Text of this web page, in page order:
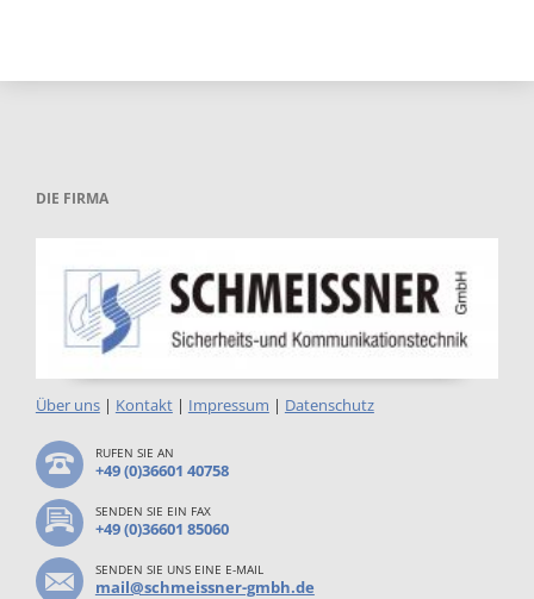
DIE FIRMA
Über uns| Kontakt| Impressum | Datenschutz
RUFEN SIE AN
+49 (0)36601 40758
SENDEN SIE EIN FAX
+49 (0)36601 85060
SENDEN SIE UNS EINE E-MAIL
mail@schmeissner-gmbh.de